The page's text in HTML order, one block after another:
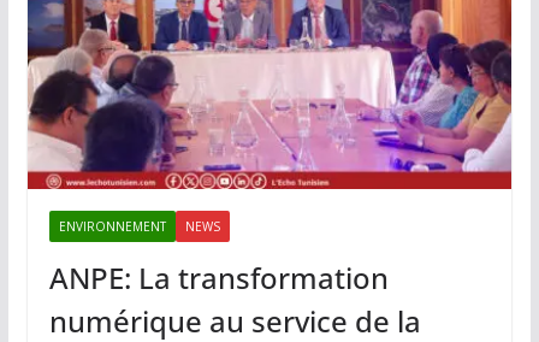
ENVIRONNEMENT NEWS
ANPE: La transformation
numérique au service de la